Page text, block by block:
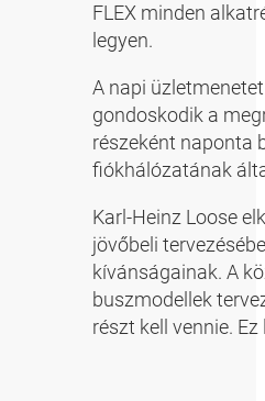
FLEX minden
legyen.
A napi
gondoskodik a
részeként naponta
fiókhálózatának
Karl-Heinz Loose
jövőbeli
kívánságainak. A
buszmodellek
részt kell vennie.